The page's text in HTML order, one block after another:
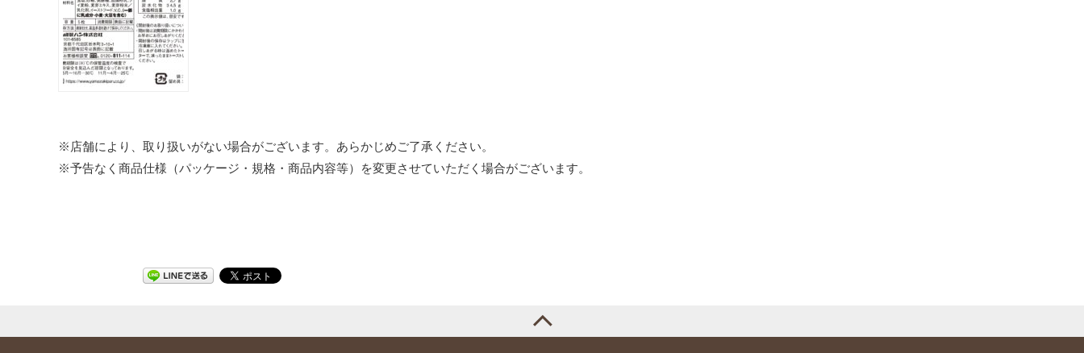
※店舗により、取り扱いがない場合がございます。あらかじめご了承ください。
※予告なく商品仕様（パッケージ・規格・商品内容等）を変更させていただく場合がございます。